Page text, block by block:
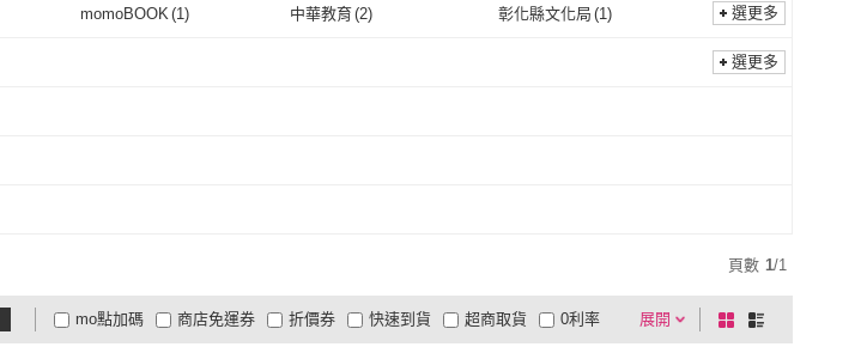
momoBOOK (1) 中華教育(2) 彰化縣文化局 (1)
取消 選更多
選更多
頁數 1/1
展開
折價券
有影片
商品有量 電視購物
mo點加碼 快速到貨 超商取貨
大家電安心配
大家電快配
商店免運券 0利率
棋
盤
列